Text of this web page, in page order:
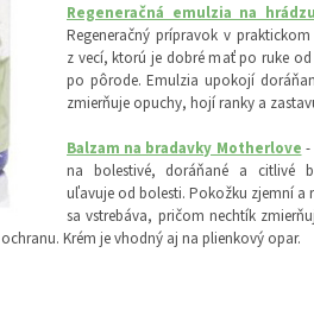
Regeneračná emulzia na
Regeneračný prípravok v
z vecí, ktorú je dobré mať po ruke
po pôrode. Emulzia upokojí
zmierňuje opuchy, hojí ranky a
Balzam na bradavky Motherlove -
na bolestivé, doráňané a citlivé
uľavuje od bolesti. Pokožku zjemní a
sa vstrebáva, pričom nechtík
Krém je vhodný aj na plienkový opar.